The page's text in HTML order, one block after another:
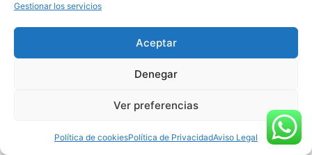
Gestionar los servicios
Aceptar
Denegar
Ver preferencias
Política de cookiesPolítica de PrivacidadAviso Legal
Perfeccionismo: cuando ‘hacerlo
perfecto’ sabotea tu proyecto y tu